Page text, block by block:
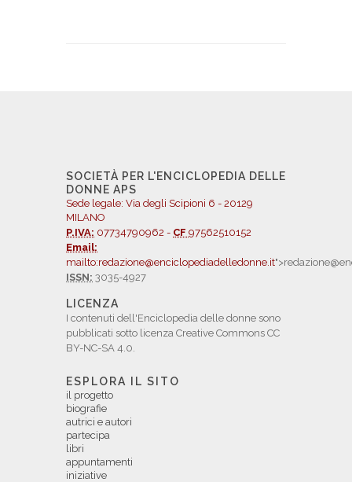
SOCIETÀ PER L'ENCICLOPEDIA DELLE
DONNE APS
Sede legale: Via degli Scipioni 6 - 20129
MILANO
P.IVA: 07734790962 - CF 97562510152
Email:
mailto:redazione@enciclopediadelledonne.it
ISSN: 3035-4927
LICENZA
I contenuti dell'Enciclopedia delle donne sono
pubblicati sotto licenza Creative Commons CC
BY-NC-SA 4.0.
ESPLORA IL SITO
il progetto
biografie
autrici e autori
partecipa
libri
appuntamenti
iniziative